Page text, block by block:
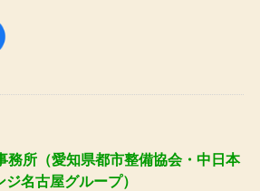
務所（愛知県都市整備協会・中日本
ジ名古屋グループ）